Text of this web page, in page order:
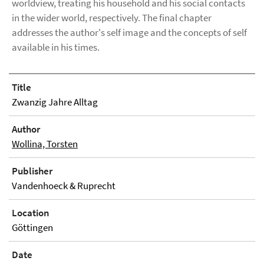
worldview, treating his household and his social contacts
in the wider world, respectively. The final chapter
addresses the author's self image and the concepts of self
available in his times.
Title
Zwanzig Jahre Alltag
Author
Wollina, Torsten
Publisher
Vandenhoeck & Ruprecht
Location
Göttingen
Date